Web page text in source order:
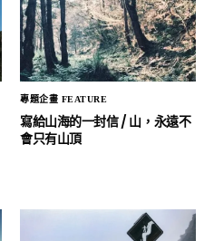
專題企畫 FEATURE
寫給山海的一封信 / 山，永遠不
會只有山頂